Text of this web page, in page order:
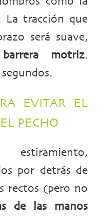
La tracción que
será suave,
motriz.
EVITAR EL
PECHO
por detrás de
rectos (pero no
de las manos